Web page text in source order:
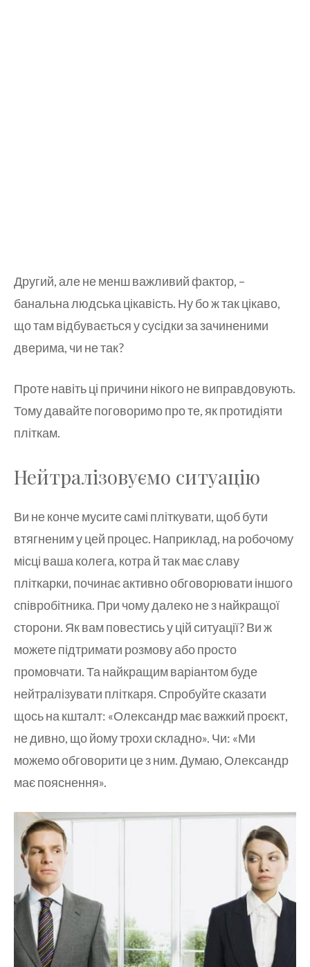
Другий, але не менш важливий фактор, –
банальна людська цікавість. Ну бо ж так цікаво,
що там відбувається у сусідки за зачиненими
дверима, чи не так?
Проте навіть ці причини нікого не виправдовують.
Тому давайте поговоримо про те, як протидіяти
пліткам.
Нейтралізовуємо ситуацію
Ви не конче мусите самі пліткувати, щоб бути
втягненим у цей процес. Наприклад, на робочому
місці ваша колега, котра й так має славу
пліткарки, починає активно обговорювати іншого
співробітника. При чому далеко не з найкращої
сторони. Як вам повестись у цій ситуації? Ви ж
можете підтримати розмову або просто
промовчати. Та найкращим варіантом буде
нейтралізувати пліткаря. Спробуйте сказати
щось на кшталт: «Олександр має важкий проєкт,
не дивно, що йому трохи складно». Чи: «Ми
можемо обговорити це з ним. Думаю, Олександр
має пояснення».